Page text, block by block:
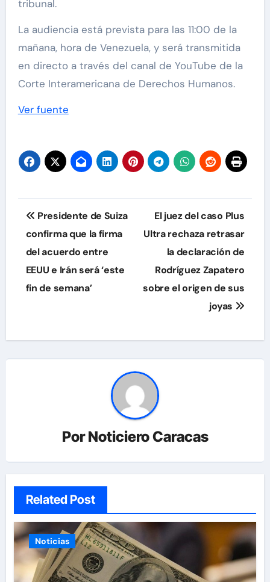
tribunal.
La audiencia está prevista para las 11:00 de la
mañana, hora de Venezuela, y será transmitida
en directo a través del canal de YouTube de la
Corte Interamericana de Derechos Humanos.
Ver fuente
Navegación
de
entradas
Presidente de Suiza
confirma que la firma
del acuerdo entre
EEUU e Irán será ‘este
fin de semana’
El juez del caso Plus
Ultra rechaza retrasar
la declaración de
Rodríguez Zapatero
sobre el origen de sus
joyas
PorNoticiero Caracas
Related Post
Noticias